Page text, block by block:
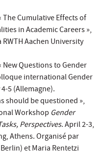
Cumulative Effects of
in Academic Careers »,
Aachen University
Questions to Gender
international Gender
5 (Allemagne).
should be questioned »,
Workshop Gender
Perspectives. April 2-3,
Athens. Organisé par
et Maria Rentetzi